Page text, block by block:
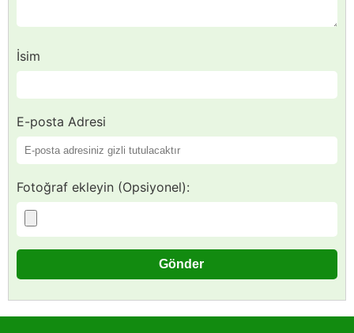
İsim
E-posta Adresi
Fotoğraf ekleyin (Opsiyonel):